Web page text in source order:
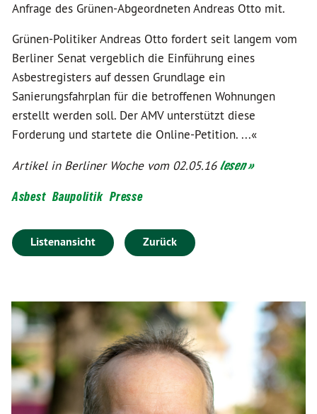
Anfrage des Grünen-Abgeordneten Andreas Otto mit.
Grünen-Politiker Andreas Otto fordert seit langem vom
Berliner Senat vergeblich die Einführung eines
Asbestregisters auf dessen Grundlage ein
Sanierungsfahrplan für die betroffenen Wohnungen
erstellt werden soll. Der AMV unterstützt diese
Forderung und startete die Online-Petition. ...«
Artikel in Berliner Woche vom 02.05.16lesen »
Asbest Baupolitik Presse
Listenansicht Zurück